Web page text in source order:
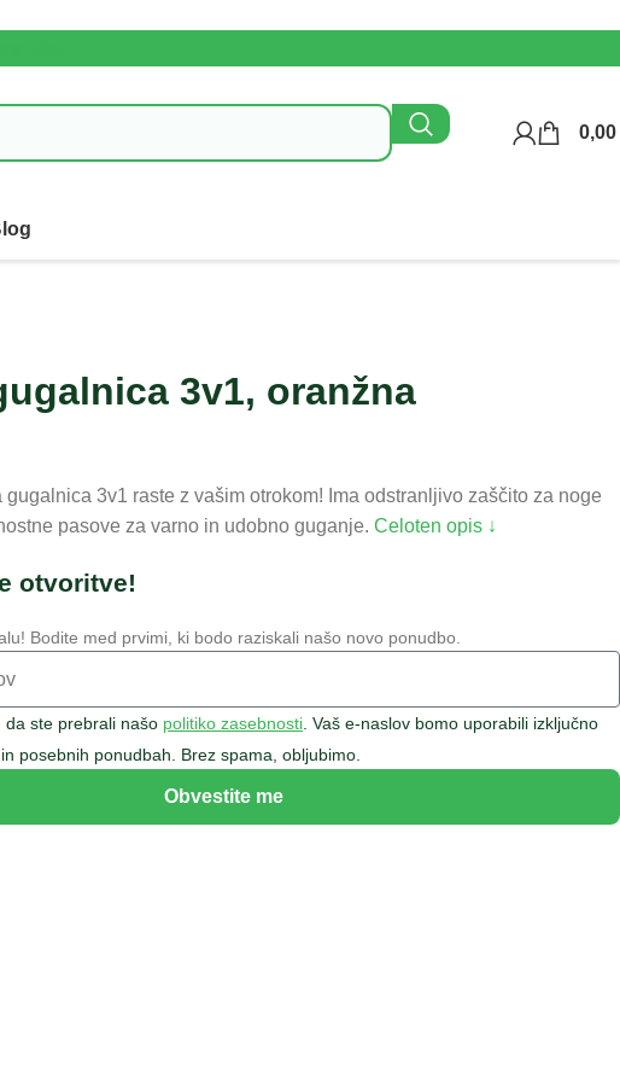
0,00
3v1, oranžna
3v1 raste z vašim otrokom! Ima odstranljivo zaščito za noge
pasove za varno in udobno guganje. Celoten opis ↓
otvoritve!
Bodite med prvimi, ki bodo raziskali našo novo ponudbo.
da ste prebrali našo politiko zasebnosti. Vaš e-naslov bomo uporabili izključno
posebnih ponudbah. Brez spama, obljubimo.
Obvestite me